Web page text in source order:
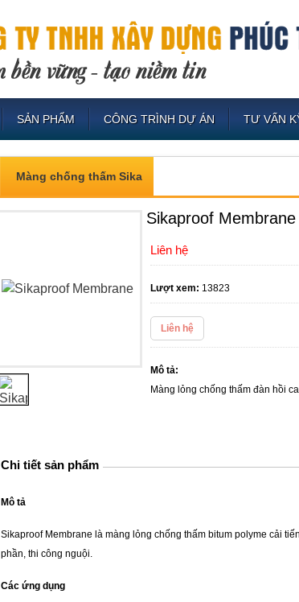
SẢN PHẨM CÔNG TRÌNH DỰ ÁN TƯ VẤN
Màng chống thấm Sika
Sikaproof Membrane
Liên hệ
Lượt xem: 13823
Liên hệ
Mô tả:
Màng lỏng chống thấm đàn hồi
Chi tiết sản phẩm
Mô tả
Sikaproof Membrane là màng lỏng chống thấm bitum polyme cải
phần, thi công nguội.
Các ứng dụng